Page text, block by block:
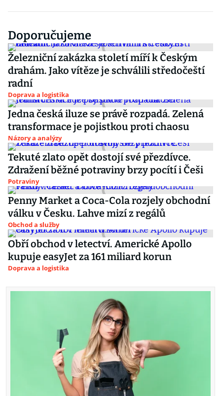
Doporučujeme
Železniční zakázka století míří k Českým
drahám. Jako vítěze je schválili středočeští
radní
Doprava a logistika
Jedna česká iluze se právě rozpadá. Zelená
transformace je pojistkou proti chaosu
Názory a analýzy
Tekuté zlato opět dostojí své přezdívce.
Zdražení běžné potraviny brzy pocítí i Češi
Potraviny
Penny Market a Coca-Cola rozjely obchodní
válku v Česku. Lahve mizí z regálů
Obchod a služby
Obří obchod v letectví. Americké Apollo
kupuje easyJet za 161 miliard korun
Doprava a logistika